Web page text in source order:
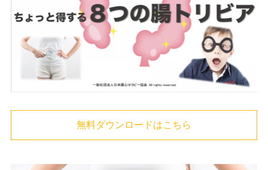
無料ダウンロードはこちら